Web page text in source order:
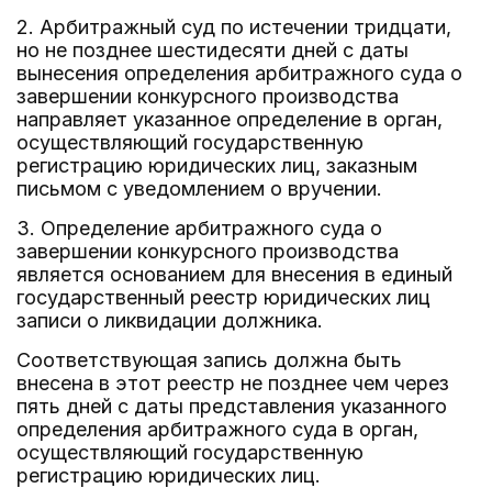
2. Арбитражный суд по истечении тридцати,
но не позднее шестидесяти дней с даты
вынесения определения арбитражного суда о
завершении конкурсного производства
направляет указанное определение в орган,
осуществляющий государственную
регистрацию юридических лиц, заказным
письмом с уведомлением о вручении.
3. Определение арбитражного суда о
завершении конкурсного производства
является основанием для внесения в единый
государственный реестр юридических лиц
записи о ликвидации должника.
Соответствующая запись должна быть
внесена в этот реестр не позднее чем через
пять дней с даты представления указанного
определения арбитражного суда в орган,
осуществляющий государственную
регистрацию юридических лиц.